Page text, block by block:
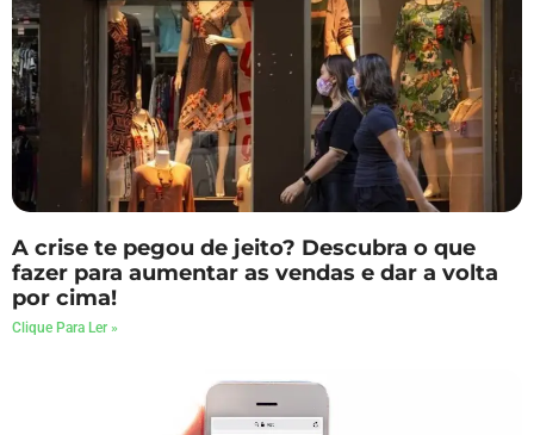
A crise te pegou de jeito? Descubra o que
fazer para aumentar as vendas e dar a volta
por cima!
Clique Para Ler »